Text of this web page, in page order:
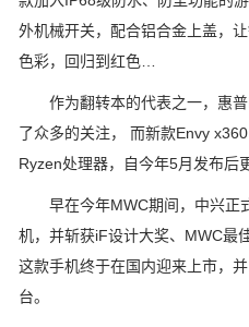
外机械开关，配合铝合金上盖，
色彩，回归到红色…
作为翻转本的代表之一，惠普
了众多的关注， 而新款Envy
Ryzen处理器，自今年5月发布后
早在今年MWC期间，中兴正
机，并斩获iF设计大奖、MWC最
这款手机终于在国内迎来上市，
台。